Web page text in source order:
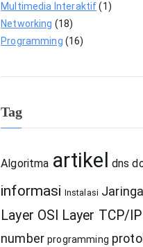
Multimedia Interaktif(1)
Networking (18)
Programming (16)
Tag
Algoritma artikel dns
informasi Instalasi
Layer OSI Layer TCP/IP
number programming